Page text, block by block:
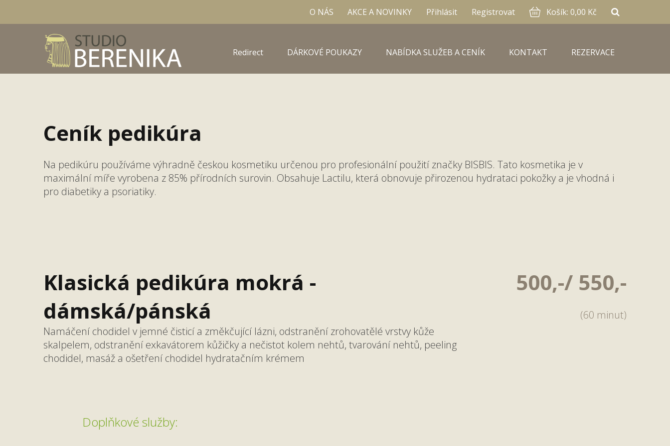
O NÁS AKCE A NOVINKY Přihlásit Registrovat Košík: 0,00 Kč
Redirect DÁRKOVÉ POUKAZY NABÍDKA SLUŽEB A CENÍK KONTAKT REZERVACE
Ceník pedikúra
Na pedikúru používáme výhradně českou kosmetiku určenou pro profesionální použití značky BISBIS. Tato kosmetika je v
maximální míře vyrobena z 85% přírodních surovin. Obsahuje Lactilu, která obnovuje přirozenou hydrataci pokožky a je vhodná i
pro diabetiky a psoriatiky.
Klasická pedikúra mokrá -
dámská/pánská
Namáčení chodidel v jemné čisticí a změkčující lázni, odstranění zrohovatělé vrstvy kůže
skalpelem, odstranění exkavátorem kůžičky a nečistot kolem nehtů, tvarování nehtů, peeling
chodidel, masáž a ošetření chodidel hydratačním krémem
500,-/ 550,-
(60 minut)
Doplňkové služby: